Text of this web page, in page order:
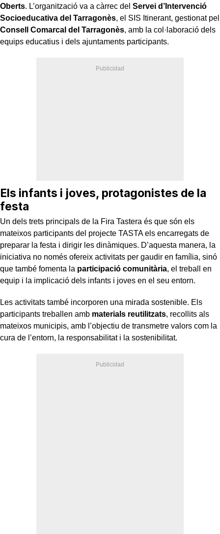
Oberts. L’organització va a càrrec del Servei d’Intervenció
Socioeducativa del Tarragonès, el SIS Itinerant, gestionat pel
Consell Comarcal del Tarragonès, amb la col·laboració dels
equips educatius i dels ajuntaments participants.
Els infants i joves, protagonistes de la
festa
Un dels trets principals de la Fira Tastera és que són els
mateixos participants del projecte TASTA els encarregats de
preparar la festa i dirigir les dinàmiques. D’aquesta manera, la
iniciativa no només ofereix activitats per gaudir en família, sinó
que també fomenta la participació comunitària, el treball en
equip i la implicació dels infants i joves en el seu entorn.
Les activitats també incorporen una mirada sostenible. Els
participants treballen amb materials reutilitzats, recollits als
mateixos municipis, amb l’objectiu de transmetre valors com la
cura de l’entorn, la responsabilitat i la sostenibilitat.